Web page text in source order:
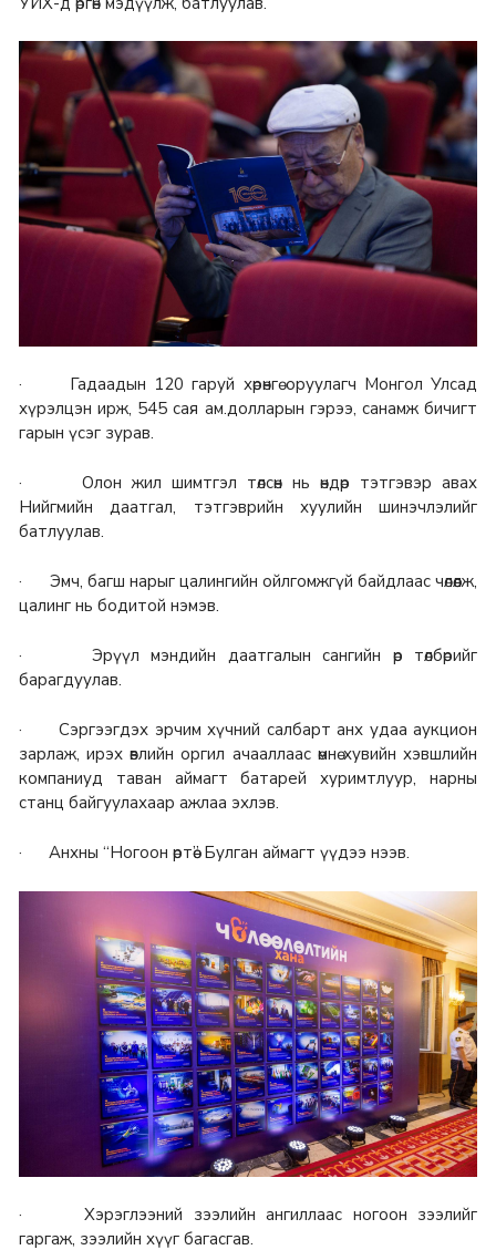
· Гадаадын 120 гаруй хөрөнгө оруулагч Монгол Улсад
хүрэлцэн ирж, 545 сая ам.долларын гэрээ, санамж бичигт
гарын үсэг зурав.
· Олон жил шимтгэл төлсөн нь өндөр тэтгэвэр авах
Нийгмийн даатгал, тэтгэврийн хуулийн шинэчлэлийг
батлуулав.
· Эмч, багш нарыг цалингийн ойлгомжгүй байдлаас чөлөөлж,
цалинг нь бодитой нэмэв.
· Эрүүл мэндийн даатгалын сангийн өр төлбөрийг
барагдуулав.
· Сэргээгдэх эрчим хүчний салбарт анх удаа аукцион
зарлаж, ирэх өвлийн оргил ачааллаас өмнө хувийн хэвшлийн
компаниуд таван аймагт батарей хуримтлуур, нарны
станц байгуулахаар ажлаа эхлэв.
· Анхны “Ногоон өртөө” Булган аймагт үүдээ нээв.
· Хэрэглээний зээлийн ангиллаас ногоон зээлийг
гаргаж, зээлийн хүүг багасгав.